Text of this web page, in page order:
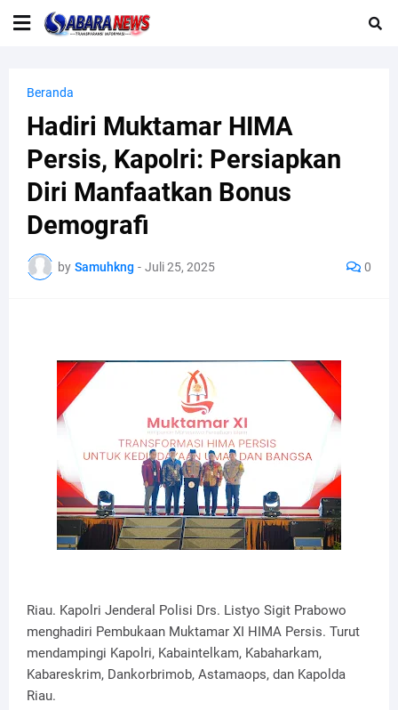
Beranda
Hadiri Muktamar HIMA
Persis, Kapolri: Persiapkan
Diri Manfaatkan Bonus
Demografi
by Samuhkng - Juli 25, 2025 0
Riau. Kapolri Jenderal Polisi Drs. Listyo Sigit Prabowo
menghadiri Pembukaan Muktamar XI HIMA Persis. Turut
mendampingi Kapolri, Kabaintelkam, Kabaharkam,
Kabareskrim, Dankorbrimob, Astamaops, dan Kapolda
Riau.